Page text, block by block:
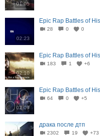
01:05
02:23
Epic Rap Battles of
28 0 0
02:10
Epic Rap Battles of
183 1 +6
02:09
Epic Rap Battles of
64 0 +5
драка после дтп
2302 19 +73